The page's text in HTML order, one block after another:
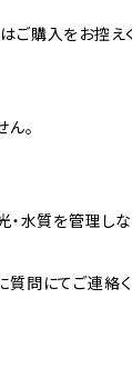
購入をお控えく
。
・水質を管理し
質問にてご連絡